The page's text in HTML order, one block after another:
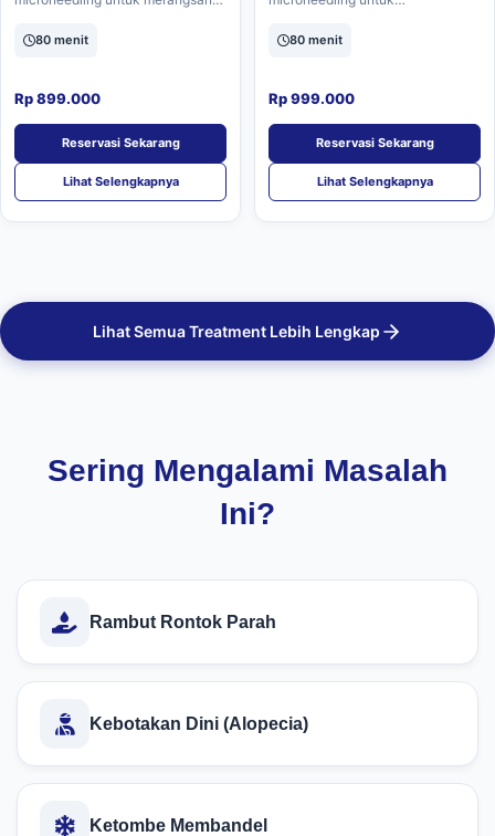
memperbaiki rambut di area alis.
80 menit
Rp 899.000
Reservasi Sekarang
Lihat Selengkapnya
kualitas pertumbuhan rambut di
80 menit
Rp 999.000
Reservasi Sekarang
Lihat Selengkapnya
Lihat Semua Treatment Lebih Lengkap
Sering Mengalami Masalah
Ini?
Rambut Rontok Parah
Kebotakan Dini (Alopecia)
Ketombe Membandel